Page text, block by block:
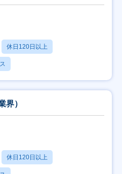
休日120日以上
界）
休日120日以上